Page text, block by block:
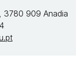
3780 909 Anadia